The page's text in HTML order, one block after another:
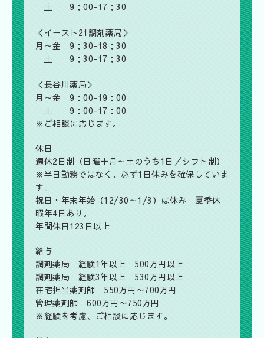
土 9：00-17：30
＜イースト21調剤薬局＞
月～金 9：30-18：30
土 9：30-17：30
＜長谷川薬局＞
月～金 9：00-19：00
土 9：00-17：00
※ご相談に応じます。
休日
週休2日制（日曜＋月～土のうち1日／シフト制）
※半日勤務ではなく、必ず1日休みを確保していま
す。
祝日・年末年始（12/30～1/3）は休み 夏季休
暇年4日あり。
年間休日123日以上
給与
調剤薬局 経験1年以上 500万円以上
調剤薬局 経験3年以上 530万円以上
在宅担当薬剤師 550万円〜700万円
管理薬剤師 600万円〜750万円
※経験を考慮、ご相談に応じます。